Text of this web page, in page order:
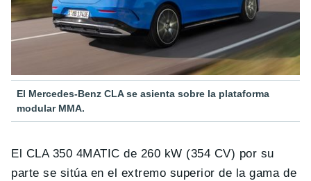
El Mercedes-Benz CLA se asienta sobre la plataforma
modular MMA.
El CLA 350 4MATIC de 260 kW (354 CV) por su
parte se sitúa en el extremo superior de la gama de